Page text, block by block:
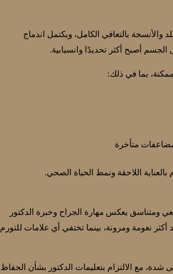
بالتعافي الكامل، ويكتمل اندماج
أصبح أكثر تحديدًا وانسيابية.
بما في ذلك:
مضاعفات متأخرة
اللاحقة ونمط الحياة الصحي.
ومتناسق يعكس مهارة الجراح وخبرة الدكتور
نعومة ومرونة، بينما تختفي أي علامات للتورم
شدة، مع الالتزام بتعليمات الدكتور بشأن الحفاظ